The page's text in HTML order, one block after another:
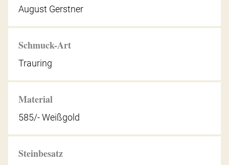
August Gerstner
Schmuck-Art
Trauring
Material
585/- Weißgold
Steinbesatz